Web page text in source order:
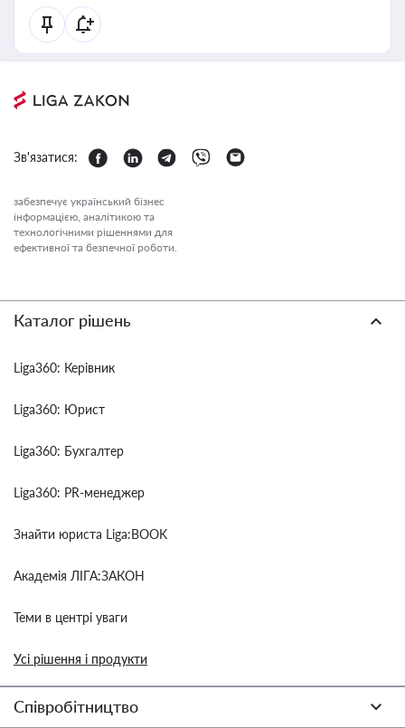
Зв'язатися:
забезпечує український бізнес
інформацією, аналітикою та
технологічними рішеннями для
ефективної та безпечної роботи.
Каталог рішень
Liga360: Керівник
Liga360: Юрист
Liga360: Бухгалтер
Liga360: PR-менеджер
Знайти юриста Liga:BOOK
Академія ЛІГА:ЗАКОН
Теми в центрі уваги
Усі рішення і продукти
Співробітництво